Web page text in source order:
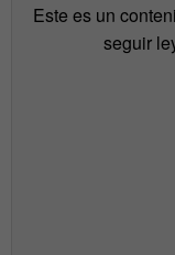
Este es un
seguir